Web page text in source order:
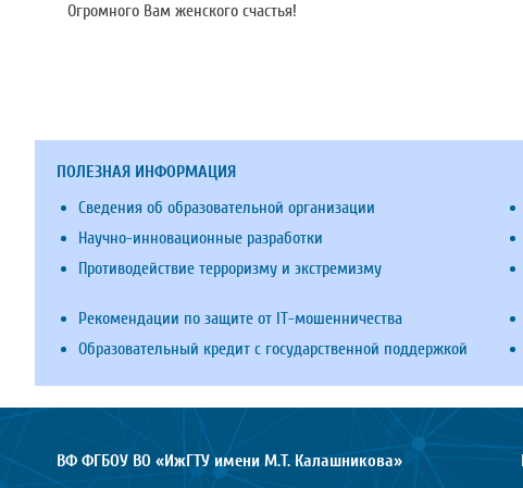
Огромного Вам женского счастья!
ПОЛЕЗНАЯ ИНФОРМАЦИЯ
Сведения об образовательной организации
Научно-инновационные разработки
Противодействие терроризму и экстремизму
Рекомендации по защите от IT-мошенничества
Образовательный кредит с государственной поддержкой
ВФ ФГБОУ ВО «ИжГТУ имени М.Т. Калашникова»